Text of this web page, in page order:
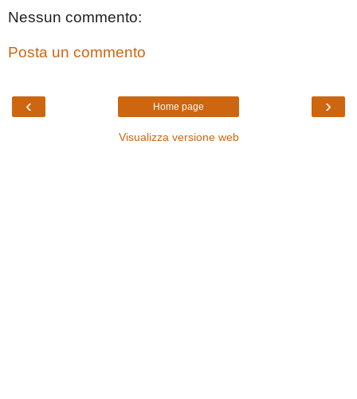
Nessun commento:
Posta un commento
‹ ›
Home page
Visualizza versione web